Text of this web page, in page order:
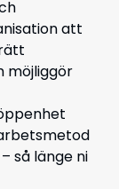
att
möjliggör
så länge ni